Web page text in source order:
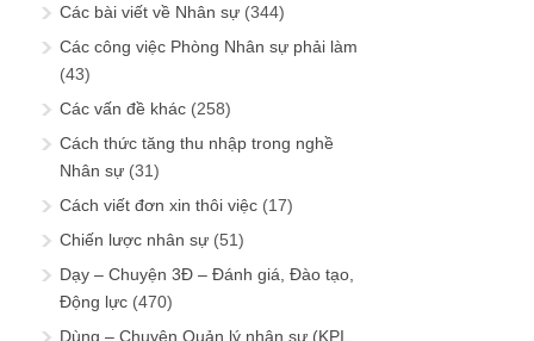
Các bài viết về Nhân sự (344)
Các công việc Phòng Nhân sự phải làm
(43)
Các vấn đề khác (258)
Cách thức tăng thu nhập trong nghề
Nhân sự (31)
Cách viết đơn xin thôi việc (17)
Chiến lược nhân sự (51)
Dạy – Chuyện 3Đ – Đánh giá, Đào tạo,
Động lực (470)
Dùng – Chuyện Quản lý nhân sự (KPI,